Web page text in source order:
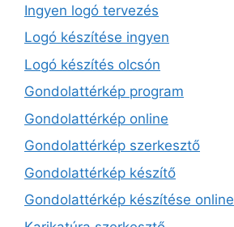
Ingyen logó tervezés
Logó készítése ingyen
Logó készítés olcsón
Gondolattérkép program
Gondolattérkép online
Gondolattérkép szerkesztő
Gondolattérkép készítő
Gondolattérkép készítése online